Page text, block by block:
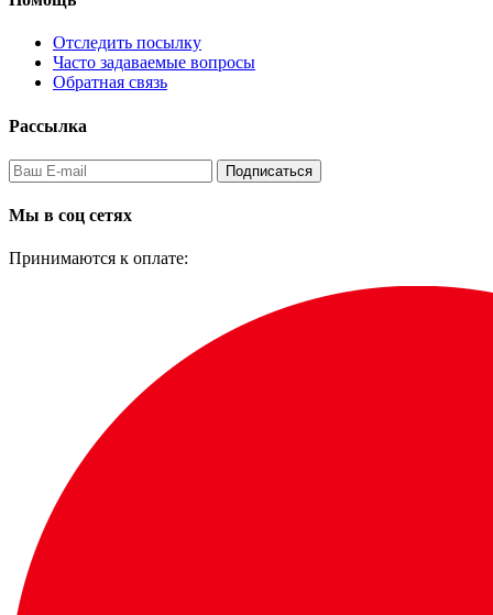
Отследить посылку
Часто задаваемые вопросы
Обратная связь
Рассылка
Подписаться
Мы в соц сетях
Принимаются к оплате: